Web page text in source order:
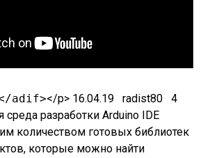
adif></p> 16.04.19 radist80 4
разработки Arduino IDE
количеством готовых библиотек
которые можно найти